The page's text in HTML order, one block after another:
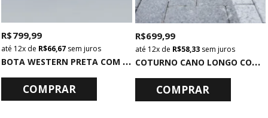
B
OTA WESTERN PRETA COM FRANJAS
R$ 799,99
12x de R$ 66,67 sem juros
COMPRAR
C
OTURNO CANO LONGO COM SALTO TRATORADO PRETO
R$ 699,99
12xde R$ 58,33sem juros
COMPRAR